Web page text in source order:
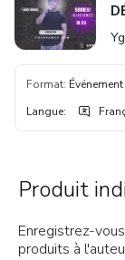
Format:
Langue:
Produit
Enregistrez-
produits à